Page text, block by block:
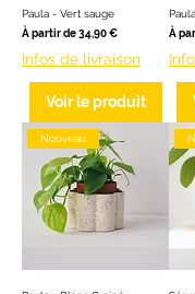
Paula - Vert sauge
À partir de34,90 €
Prix promotionnel
Infos de livraison
Voir le produit
À
Prix
Nouveau